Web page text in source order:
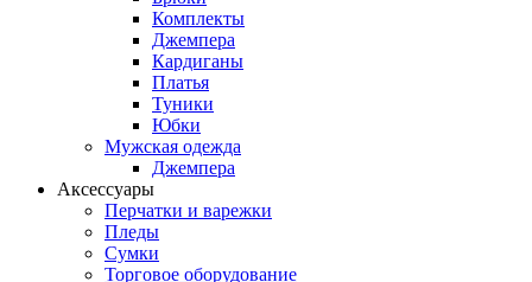
Комплекты
Джемпера
Кардиганы
Платья
Туники
Юбки
Мужская одежда
Джемпера
Аксессуары
Перчатки и варежки
Пледы
Сумки
Торговое оборудование